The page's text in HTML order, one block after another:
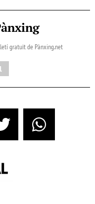
gratuït de Pànxing.net​